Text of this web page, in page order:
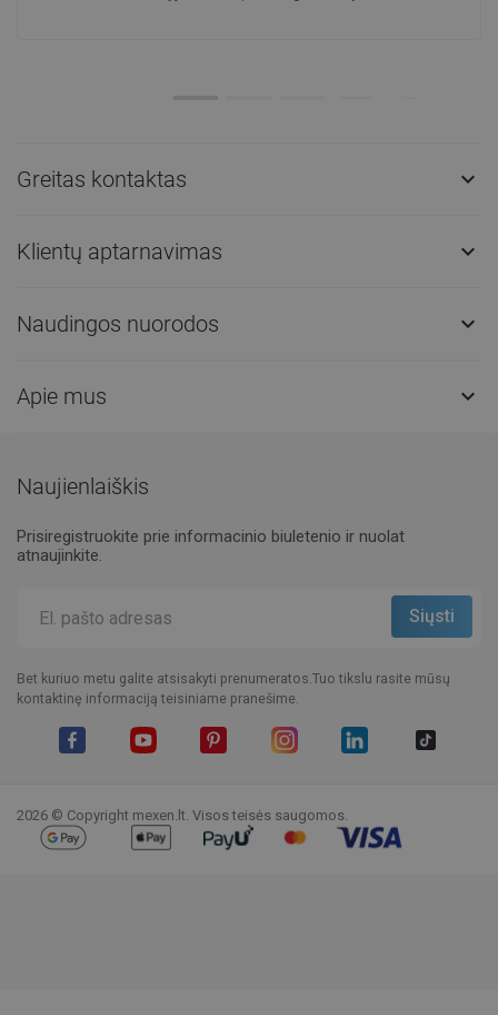
Greitas kontaktas 
Klientų aptarnavimas 
Naudingos nuorodos 
Apie mus 
Naujienlaiškis
Prisiregistruokite prie informacinio biuletenio ir nuolat
atnaujinkite.
Bet kuriuo metu galite atsisakyti prenumeratos.Tuo tikslu rasite mūsų
kontaktinę informaciją teisiniame pranešime.
2026 © Copyright mexen.lt. Visos teisės saugomos.